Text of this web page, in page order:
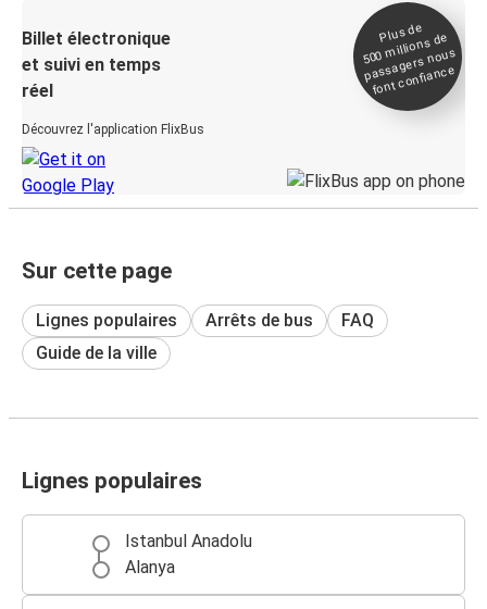
Billet électronique
et suivi en temps
réel
Découvrez l'application FlixBus
Plus de
500
millions de
passagers nous
font confiance
Sur cette page
Lignes populaires Arrêts de bus
FAQ
Guide de la ville
Lignes populaires
Istanbul Anadolu
Alanya